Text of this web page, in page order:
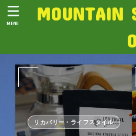
MOUNTAIN
MENU
リカバリー・ライフスタイル